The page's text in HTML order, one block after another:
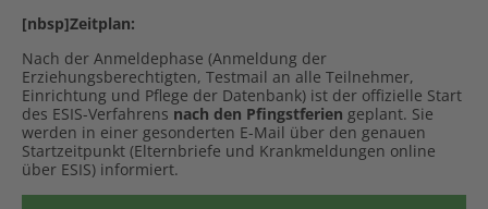
[nbsp]Zeitplan:
Nach der Anmeldephase (Anmeldung der
Erziehungsberechtigten, Testmail an alle Teilnehmer,
Einrichtung und Pflege der Datenbank) ist der offizielle Start
des ESIS-Verfahrens nach den Pfingstferien geplant. Sie
werden in einer gesonderten E-Mail über den genauen
Startzeitpunkt (Elternbriefe und Krankmeldungen online
über ESIS) informiert.